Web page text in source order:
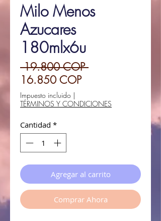
Milo Menos
Azucares
180mlx6u
19.800 COP Precio
16.850 COPPrecio
oferta
Impuesto incluido |
TÉRMINOS Y CONDICIONES
Cantidad *
Agregar al carrito
Comprar Ahora